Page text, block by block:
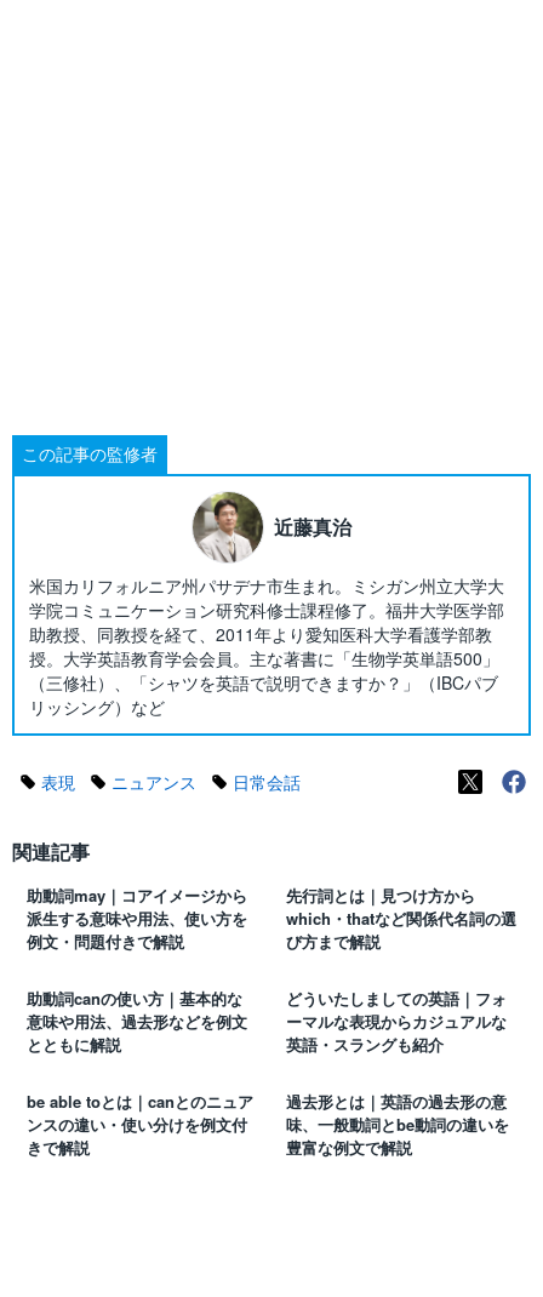
この記事の監修者
近藤真治
米国カリフォルニア州パサデナ市生まれ。ミシガン州立大学大
学院コミュニケーション研究科修士課程修了。福井大学医学部
助教授、同教授を経て、2011年より愛知医科大学看護学部教
授。大学英語教育学会会員。主な著書に「生物学英単語500」
（三修社）、「シャツを英語で説明できますか？」（IBCパブ
リッシング）など
表現 ニュアンス 日常会話
関連記事
助動詞may｜コアイメージから
派生する意味や用法、使い方を
例文・問題付きで解説
先行詞とは｜見つけ方から
which・thatなど関係代名詞の選
び方まで解説
助動詞canの使い方｜基本的な
意味や用法、過去形などを例文
とともに解説
どういたしましての英語｜フォ
ーマルな表現からカジュアルな
英語・スラングも紹介
be able toとは｜canとのニュア
ンスの違い・使い分けを例文付
きで解説
過去形とは｜英語の過去形の意
味、一般動詞とbe動詞の違いを
豊富な例文で解説